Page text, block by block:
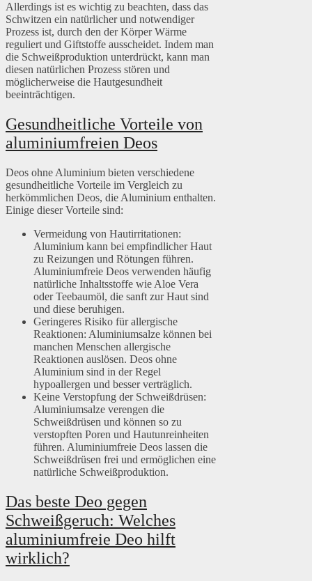
Allerdings ist es wichtig zu beachten, dass das
Schwitzen ein natürlicher und notwendiger
Prozess ist, durch den der Körper Wärme
reguliert und Giftstoffe ausscheidet. Indem man
die Schweißproduktion unterdrückt, kann man
diesen natürlichen Prozess stören und
möglicherweise die Hautgesundheit
beeinträchtigen.
Gesundheitliche Vorteile von
aluminiumfreien Deos
Deos ohne Aluminium bieten verschiedene
gesundheitliche Vorteile im Vergleich zu
herkömmlichen Deos, die Aluminium enthalten.
Einige dieser Vorteile sind:
Vermeidung von Hautirritationen:
Aluminium kann bei empfindlicher Haut
zu Reizungen und Rötungen führen.
Aluminiumfreie Deos verwenden häufig
natürliche Inhaltsstoffe wie Aloe Vera
oder Teebaumöl, die sanft zur Haut sind
und diese beruhigen.
Geringeres Risiko für allergische
Reaktionen: Aluminiumsalze können bei
manchen Menschen allergische
Reaktionen auslösen. Deos ohne
Aluminium sind in der Regel
hypoallergen und besser verträglich.
Keine Verstopfung der Schweißdrüsen:
Aluminiumsalze verengen die
Schweißdrüsen und können so zu
verstopften Poren und Hautunreinheiten
führen. Aluminiumfreie Deos lassen die
Schweißdrüsen frei und ermöglichen eine
natürliche Schweißproduktion.
Das beste Deo gegen
Schweißgeruch: Welches
aluminiumfreie Deo hilft
wirklich?